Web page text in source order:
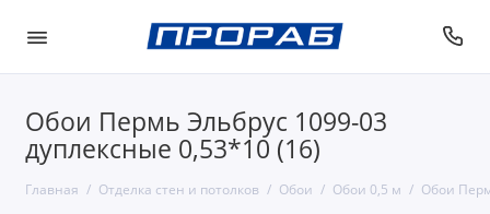
Обои Пермь Эльбрус 1099-03
дуплексные 0,53*10 (16)
Главная Отделка стен и потолков Обои Обои 0,5 м Обои